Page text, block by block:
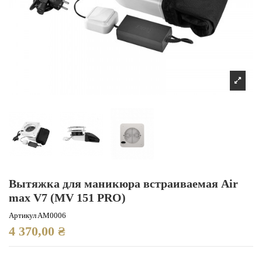
Вытяжка для маникюра встраиваемая Air
max V7 (MV 151 PRO)
АртикулAM0006
4 370,00 ₴